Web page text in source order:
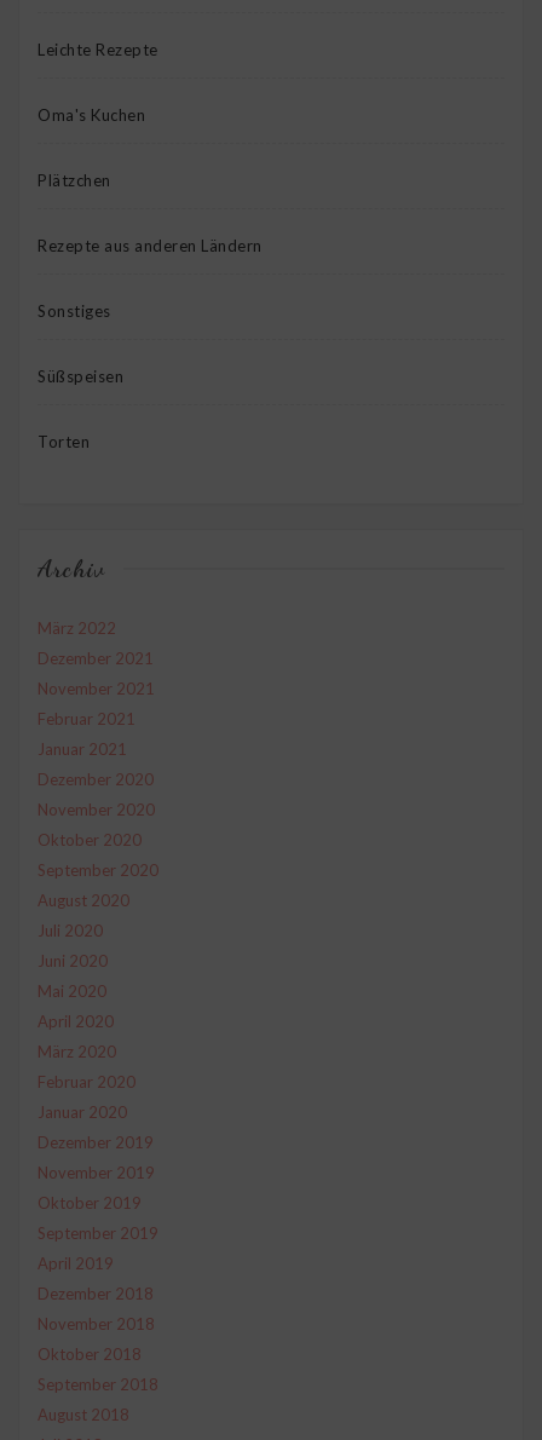
Leichte Rezepte
Oma's Kuchen
Plätzchen
Rezepte aus anderen Ländern
Sonstiges
Süßspeisen
Torten
Archiv
März 2022
Dezember 2021
November 2021
Februar 2021
Januar 2021
Dezember 2020
November 2020
Oktober 2020
September 2020
August 2020
Juli 2020
Juni 2020
Mai 2020
April 2020
März 2020
Februar 2020
Januar 2020
Dezember 2019
November 2019
Oktober 2019
September 2019
April 2019
Dezember 2018
November 2018
Oktober 2018
September 2018
August 2018